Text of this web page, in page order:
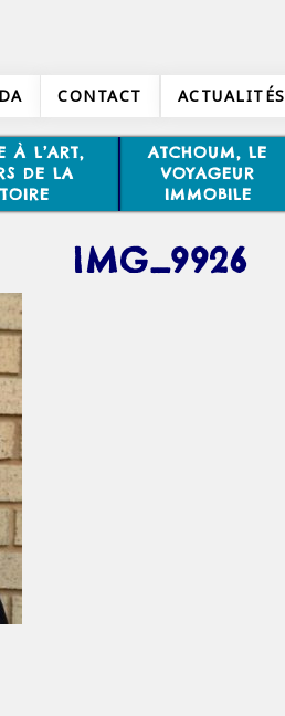
CONTACT ACTUALITÉS
À L’ART,
DE LA
ATCHOUM, LE
VOYAGEUR
IMMOBILE
IMG_9926